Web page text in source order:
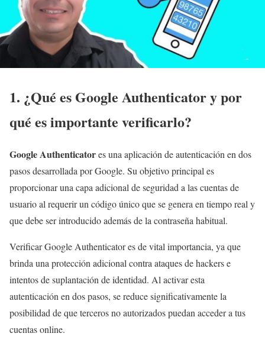
1. ¿Qué es Google Authenticator y por
qué es importante verificarlo?
Google Authenticatores una aplicación de autenticación en dos
pasos desarrollada por Google. Su objetivo principal es
proporcionar una capa adicional de seguridad a las cuentas de
usuario al requerir un código único que se genera en tiempo real y
que debe ser introducido además de la contraseña habitual.
Verificar Google Authenticator es de vital importancia, ya que
brinda una protección adicional contra ataques de hackers e
intentos de suplantación de identidad. Al activar esta
autenticación en dos pasos, se reduce significativamente la
posibilidad de que terceros no autorizados puedan acceder a tus
cuentas online.